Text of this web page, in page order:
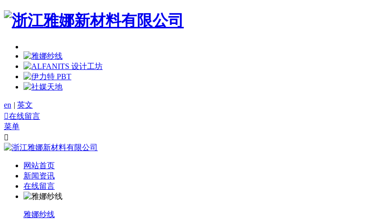
en | 英文
在线留言
菜单

网站首页
新闻资讯
在线留言
雅娜纱线